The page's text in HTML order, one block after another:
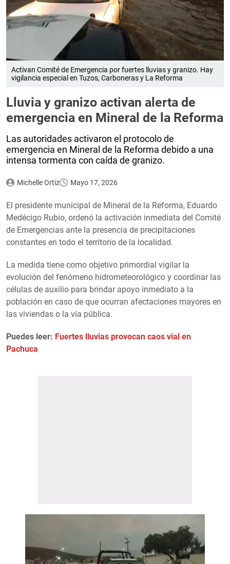
Activan Comité de Emergencia por fuertes lluvias y granizo. Hay
vigilancia especial en Tuzos, Carboneras y La Reforma
Lluvia y granizo activan alerta de
emergencia en Mineral de la Reforma
Las autoridades activaron el protocolo de
emergencia en Mineral de la Reforma debido a una
intensa tormenta con caída de granizo.
Michelle Ortiz Mayo 17, 2026
El presidente municipal de Mineral de la Reforma, Eduardo
Medécigo Rubio, ordenó la activación inmediata del Comité
de Emergencias ante la presencia de precipitaciones
constantes en todo el territorio de la localidad.
La medida tiene como objetivo primordial vigilar la
evolución del fenómeno hidrometeorológico y coordinar las
células de auxilio para brindar apoyo inmediato a la
población en caso de que ocurran afectaciones mayores en
las viviendas o la vía pública.
Puedes leer: Fuertes lluvias provocan caos vial en
Pachuca